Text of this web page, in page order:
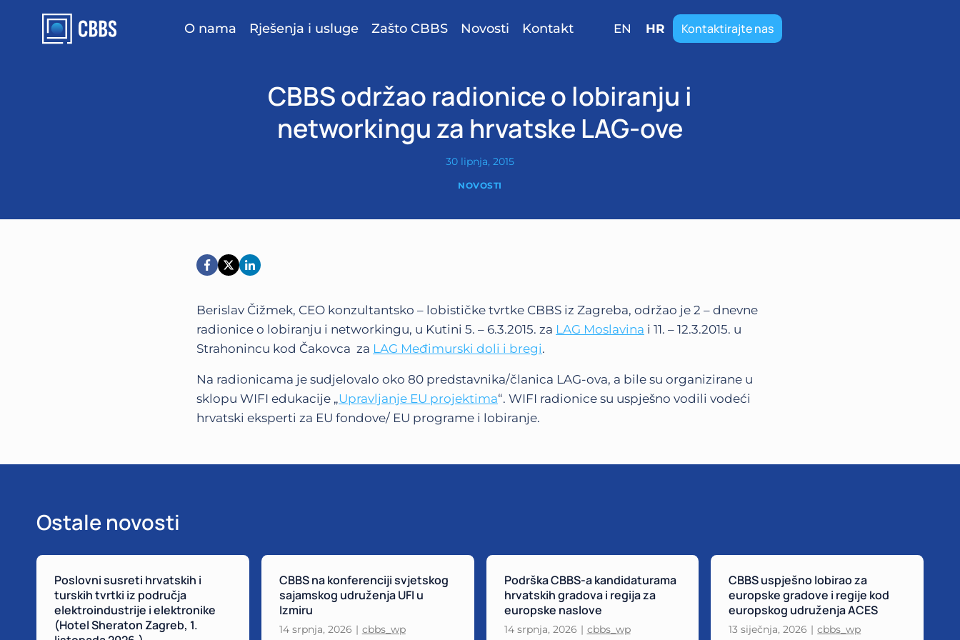
content
O nama Rješenja i usluge Zašto CBBS Novosti Kontakt EN HR Kontaktirajte nas
CBBS održao radionice o lobiranju i
networkingu za hrvatske LAG-ove
30 lipnja, 2015
NOVOSTI
Berislav Čižmek, CEO konzultantsko – lobističke tvrtke CBBS iz Zagreba, održao je 2 – dnevne
radionice o lobiranju i networkingu, u Kutini 5. – 6.3.2015. za LAG Moslavina i 11. – 12.3.2015. u
Strahonincu kod Čakovca za LAG Međimurski doli i bregi.
Na radionicama je sudjelovalo oko 80 predstavnika/članica LAG-ova, a bile su organizirane u
sklopu WIFI edukacije „Upravljanje EU projektima“. WIFI radionice su uspješno vodili vodeći
hrvatski eksperti za EU fondove/ EU programe i lobiranje.
Ostale novosti
Poslovni susreti hrvatskih i
turskih tvrtki iz područja
elektroindustrije i elektronike
(Hotel Sheraton Zagreb, 1.
CBBS na konferenciji svjetskog
sajamskog udruženja UFI u
Izmiru
14 srpnja, 2026 | cbbs_wp
Podrška CBBS-a kandidaturama
hrvatskih gradova i regija za
europske naslove
14 srpnja, 2026 | cbbs_wp
CBBS uspješno lobirao za
europske gradove i regije kod
europskog udruženja ACES
13 siječnja, 2026 | cbbs_wp